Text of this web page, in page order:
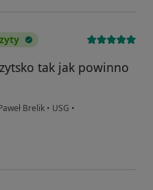
tak jak powinno
Brelik • USG •